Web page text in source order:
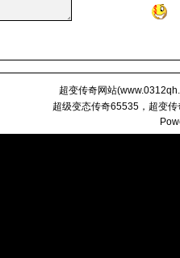
超变传奇网站(
超级变态传奇65535，超变